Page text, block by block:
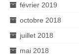
février 2019
octobre 2018
juillet 2018
mai 2018